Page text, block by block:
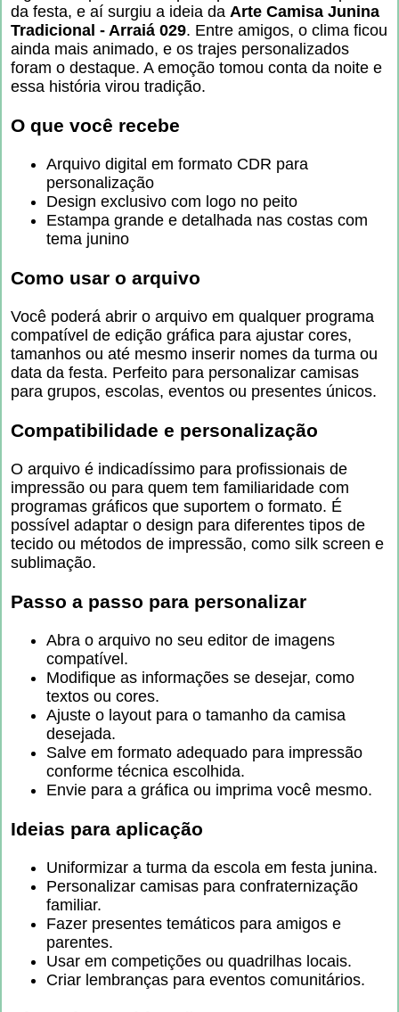
da festa, e aí surgiu a ideia da Arte Camisa Junina
Tradicional - Arraiá 029. Entre amigos, o clima ficou
ainda mais animado, e os trajes personalizados
foram o destaque. A emoção tomou conta da noite e
essa história virou tradição.
O que você recebe
Arquivo digital em formato CDR para
personalização
Design exclusivo com logo no peito
Estampa grande e detalhada nas costas com
tema junino
Como usar o arquivo
Você poderá abrir o arquivo em qualquer programa
compatível de edição gráfica para ajustar cores,
tamanhos ou até mesmo inserir nomes da turma ou
data da festa. Perfeito para personalizar camisas
para grupos, escolas, eventos ou presentes únicos.
Compatibilidade e personalização
O arquivo é indicadíssimo para profissionais de
impressão ou para quem tem familiaridade com
programas gráficos que suportem o formato. É
possível adaptar o design para diferentes tipos de
tecido ou métodos de impressão, como silk screen e
sublimação.
Passo a passo para personalizar
Abra o arquivo no seu editor de imagens
compatível.
Modifique as informações se desejar, como
textos ou cores.
Ajuste o layout para o tamanho da camisa
desejada.
Salve em formato adequado para impressão
conforme técnica escolhida.
Envie para a gráfica ou imprima você mesmo.
Ideias para aplicação
Uniformizar a turma da escola em festa junina.
Personalizar camisas para confraternização
familiar.
Fazer presentes temáticos para amigos e
parentes.
Usar em competições ou quadrilhas locais.
Criar lembranças para eventos comunitários.